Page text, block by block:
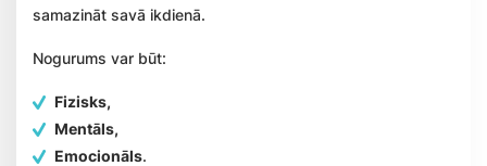
samazināt savā ikdienā.
Nogurums var būt:
Fizisks,
Mentāls,
Emocionāls.